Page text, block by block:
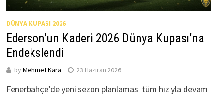
DÜNYA KUPASI 2026
Ederson’un Kaderi 2026 Dünya Kupası’na
Endekslendi
by Mehmet Kara 23 Haziran 2026
Fenerbahçe’de yeni sezon planlaması tüm hızıyla devam